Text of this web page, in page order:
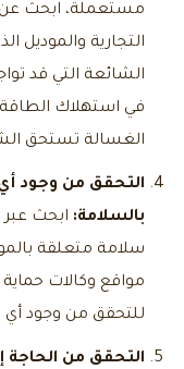
مستعملة، ابحث عن
التجارية والموديل
الشائعة التي قد
في استهلاك
الغسالة تستحق
التحقق من وجود
بالسلامة: ابحث عبر
سلامة متعلقة
مواقع وكالات
للتحقق من وجود
التحقق من الحاجة